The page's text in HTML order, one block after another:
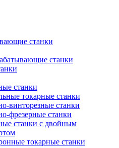
станки
станки
станки
токарные станки
винторезные станки
фрезерные станки
станки с двойным
токарные станки